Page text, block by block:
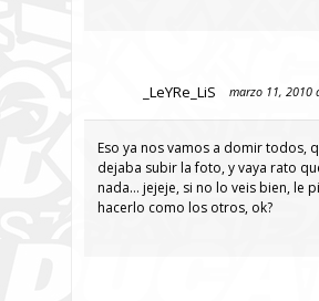
_LeYRe_LiS marzo 11, 2010
Eso ya nos vamos a domir todos,
dejaba subir la foto, y vaya rato
nada… jejeje, si no lo veis bien, le
hacerlo como los otros, ok?